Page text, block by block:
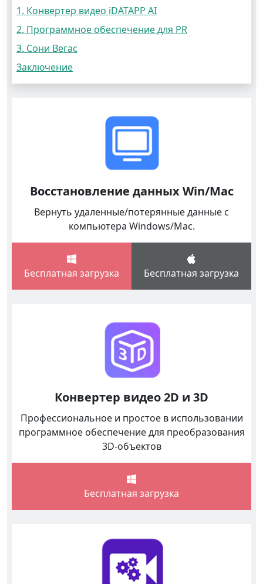
1. Конвертер видео iDATAPP AI
2. Программное обеспечение для PR
3. Сони Вегас
Заключение
Восстановление данных Win/Mac
Вернуть удаленные/потерянные данные с
компьютера Windows/Mac.
Бесплатная загрузка Бесплатная загрузка
Конвертер видео 2D и 3D
Профессиональное и простое в использовании
программное обеспечение для преобразования
3D-объектов
Бесплатная загрузка